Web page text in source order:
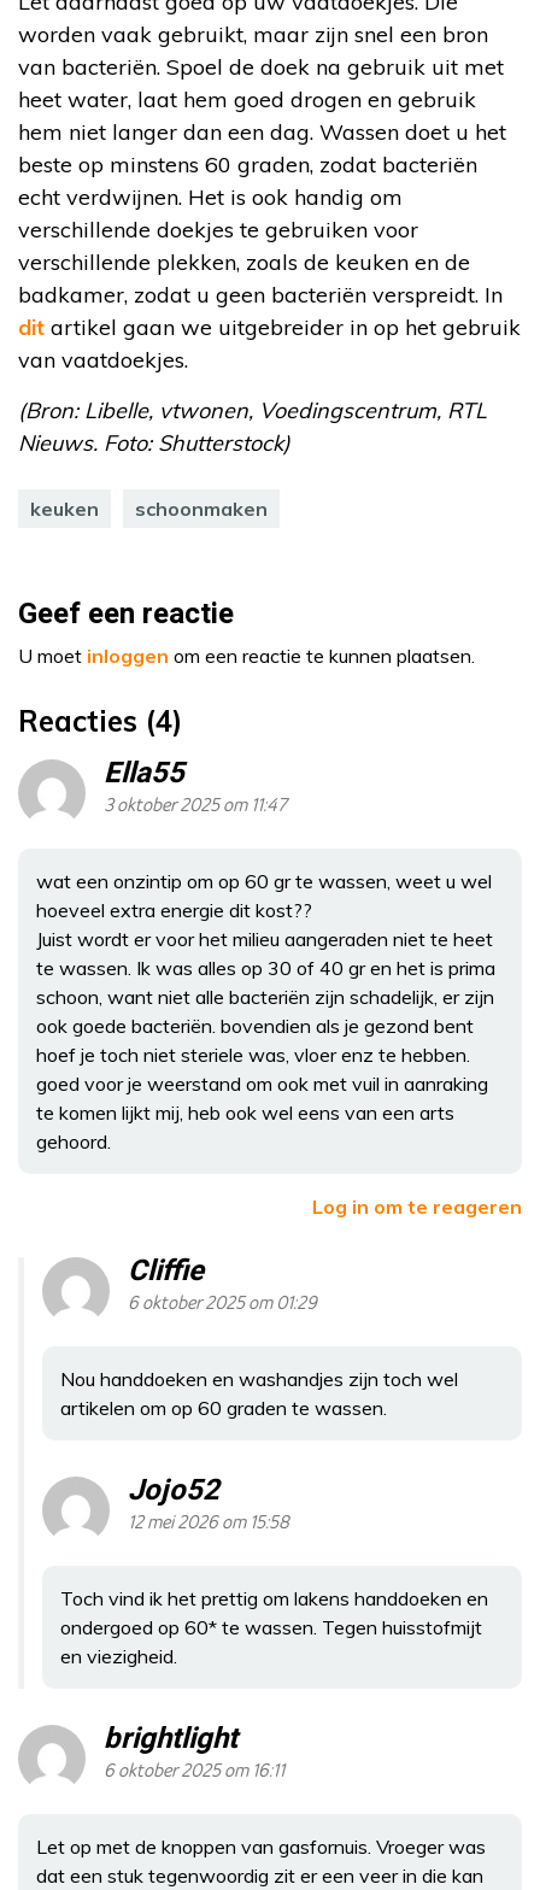
worden vaak gebruikt, maar zijn snel een bron
van bacteriën. Spoel de doek na gebruik uit met
heet water, laat hem goed drogen en gebruik
hem niet langer dan een dag. Wassen doet u het
beste op minstens 60 graden, zodat bacteriën
echt verdwijnen. Het is ook handig om
verschillende doekjes te gebruiken voor
verschillende plekken, zoals de keuken en de
badkamer, zodat u geen bacteriën verspreidt. In
dit artikel gaan we uitgebreider in op het gebruik
van vaatdoekjes.
(Bron: Libelle, vtwonen, Voedingscentrum, RTL
Nieuws. Foto: Shutterstock)
keuken schoonmaken
Geef een reactie
U moet inloggen om een reactie te kunnen plaatsen.
Reacties (4)
Ella55
3 oktober 2025 om 11:47
wat een onzintip om op 60 gr te wassen, weet u wel
hoeveel extra energie dit kost??
Juist wordt er voor het milieu aangeraden niet te heet
te wassen. Ik was alles op 30 of 40 gr en het is prima
schoon, want niet alle bacteriën zijn schadelijk, er zijn
ook goede bacteriën. bovendien als je gezond bent
hoef je toch niet steriele was, vloer enz te hebben.
goed voor je weerstand om ook met vuil in aanraking
te komen lijkt mij, heb ook wel eens van een arts
gehoord.
Log in om te reageren
Cliffie
6 oktober 2025 om 01:29
Nou handdoeken en washandjes zijn toch wel
artikelen om op 60 graden te wassen.
Jojo52
12 mei 2026 om 15:58
Toch vind ik het prettig om lakens handdoeken en
ondergoed op 60* te wassen. Tegen huisstofmijt
en viezigheid.
brightlight
6 oktober 2025 om 16:11
Let op met de knoppen van gasfornuis. Vroeger was
dat een stuk tegenwoordig zit er een veer in die kan